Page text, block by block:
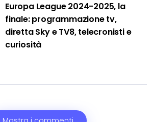
Europa League 2024-2025, la
finale: programmazione tv,
diretta Sky e TV8, telecronisti e
curiosità